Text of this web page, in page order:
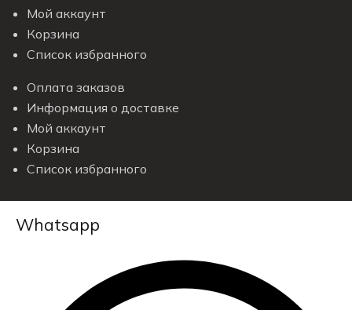
Мой аккаунт
Корзина
Список избранного
Оплата заказов
Информация о доставке
Мой аккаунт
Корзина
Список избранного
Whatsapp